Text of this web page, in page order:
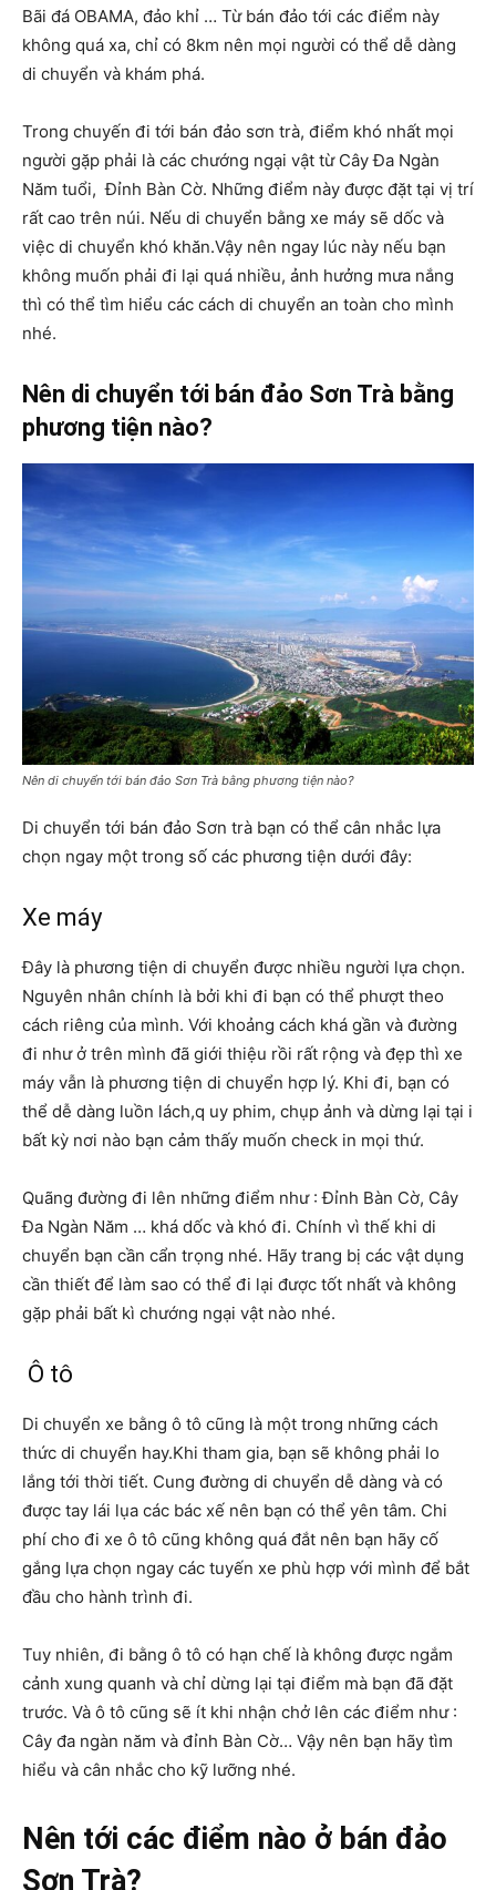
Bãi đá OBAMA, đảo khỉ … Từ bán đảo tới các điểm này
không quá xa, chỉ có 8km nên mọi người có thể dễ dàng
di chuyển và khám phá.
Trong chuyến đi tới bán đảo sơn trà, điểm khó nhất mọi
người gặp phải là các chướng ngại vật từ Cây Đa Ngàn
Năm tuổi, Đỉnh Bàn Cờ. Những điểm này được đặt tại vị trí
rất cao trên núi. Nếu di chuyển bằng xe máy sẽ dốc và
việc di chuyển khó khăn.Vậy nên ngay lúc này nếu bạn
không muốn phải đi lại quá nhiều, ảnh hưởng mưa nắng
thì có thể tìm hiểu các cách di chuyển an toàn cho mình
nhé.
Nên di chuyển tới bán đảo Sơn Trà bằng
phương tiện nào?
Nên di chuyển tới bán đảo Sơn Trà bằng phương tiện nào?
Di chuyển tới bán đảo Sơn trà bạn có thể cân nhắc lựa
chọn ngay một trong số các phương tiện dưới đây:
Xe máy
Đây là phương tiện di chuyển được nhiều người lựa chọn.
Nguyên nhân chính là bởi khi đi bạn có thể phượt theo
cách riêng của mình. Với khoảng cách khá gần và đường
đi như ở trên mình đã giới thiệu rồi rất rộng và đẹp thì xe
máy vẫn là phương tiện di chuyển hợp lý. Khi đi, bạn có
thể dễ dàng luồn lách,q uy phim, chụp ảnh và dừng lại tại i
bất kỳ nơi nào bạn cảm thấy muốn check in mọi thứ.
Quãng đường đi lên những điểm như : Đỉnh Bàn Cờ, Cây
Đa Ngàn Năm … khá dốc và khó đi. Chính vì thế khi di
chuyển bạn cần cẩn trọng nhé. Hãy trang bị các vật dụng
cần thiết để làm sao có thể đi lại được tốt nhất và không
gặp phải bất kì chướng ngại vật nào nhé.
Ô tô
Di chuyển xe bằng ô tô cũng là một trong những cách
thức di chuyển hay.Khi tham gia, bạn sẽ không phải lo
lắng tới thời tiết. Cung đường di chuyển dễ dàng và có
được tay lái lụa các bác xế nên bạn có thể yên tâm. Chi
phí cho đi xe ô tô cũng không quá đắt nên bạn hãy cố
gắng lựa chọn ngay các tuyến xe phù hợp với mình để bắt
đầu cho hành trình đi.
Tuy nhiên, đi bằng ô tô có hạn chế là không được ngắm
cảnh xung quanh và chỉ dừng lại tại điểm mà bạn đã đặt
trước. Và ô tô cũng sẽ ít khi nhận chở lên các điểm như :
Cây đa ngàn năm và đỉnh Bàn Cờ… Vậy nên bạn hãy tìm
hiểu và cân nhắc cho kỹ lưỡng nhé.
Nên tới các điểm nào ở bán đảo
Sơn Trà?